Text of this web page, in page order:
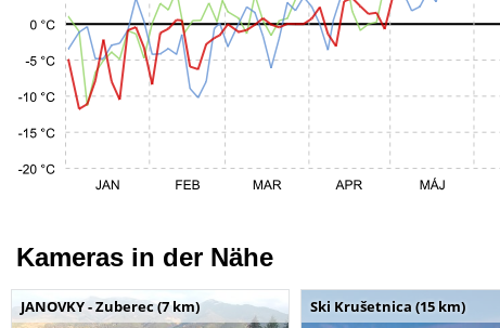
Kameras in der Nähe
JANOVKY - Zuberec (7 km) Ski Krušetnica (15 km)